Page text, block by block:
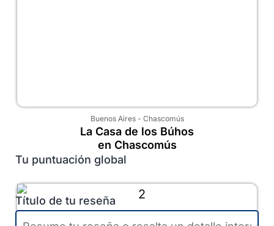
Buenos Aires- Chascomús
La Casa de los Búhos
en Chascomús
Tu puntuación global
Título de tu reseña